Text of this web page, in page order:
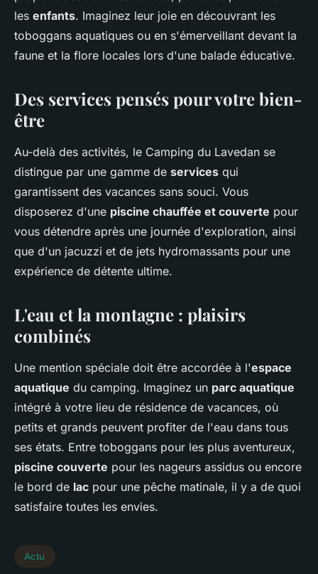
les enfants. Imaginez leur joie en découvrant les
toboggans aquatiques ou en s'émerveillant devant la
faune et la flore locales lors d'une balade éducative.
Des services pensés pour votre bien-
être
Au-delà des activités, le Camping du Lavedan se
distingue par une gamme de services qui
garantissent des vacances sans souci. Vous
disposerez d'une piscine chauffée et couverte pour
vous détendre après une journée d'exploration, ainsi
que d'un jacuzzi et de jets hydromassants pour une
expérience de détente ultime.
L'eau et la montagne : plaisirs
combinés
Une mention spéciale doit être accordée à l'espace
aquatique du camping. Imaginez un parc aquatique
intégré à votre lieu de résidence de vacances, où
petits et grands peuvent profiter de l'eau dans tous
ses états. Entre toboggans pour les plus aventureux,
piscine couverte pour les nageurs assidus ou encore
le bord de lac pour une pêche matinale, il y a de quoi
satisfaire toutes les envies.
Actu